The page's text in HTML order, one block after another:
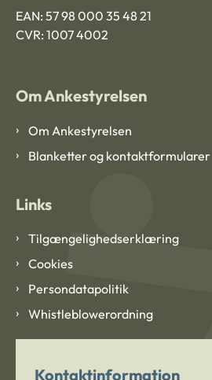
EAN: 57 98 000 35 48 21
CVR: 1007 4002
Om Ankestyrelsen
Om Ankestyrelsen
Blanketter og kontaktformularer
Links
Tilgængelighedserklæring
Cookies
Persondatapolitik
Whistleblowerordning
Kontaktinformation